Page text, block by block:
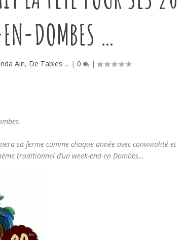
DOMBES …
Ain, De Tables ... | 0 |
sa ferme comme chaque année avec convivialité et
traditionnel d’un week-end en Dombes…